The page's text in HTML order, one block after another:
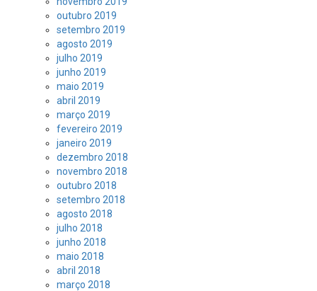
outubro 2019
setembro 2019
agosto 2019
julho 2019
junho 2019
maio 2019
abril 2019
março 2019
fevereiro 2019
janeiro 2019
dezembro 2018
novembro 2018
outubro 2018
setembro 2018
agosto 2018
julho 2018
junho 2018
maio 2018
abril 2018
março 2018